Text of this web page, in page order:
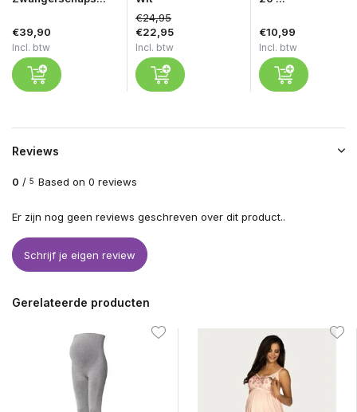
€39,90
Incl. btw
€24,95
€22,95
Incl. btw
€10,99
Incl. btw
Reviews
0 / 5 Based on 0 reviews
Er zijn nog geen reviews geschreven over dit product..
Schrijf je eigen review
Gerelateerde producten